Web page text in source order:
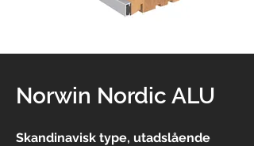
Norwin Nordic ALU
Skandinavisk type, utadslående